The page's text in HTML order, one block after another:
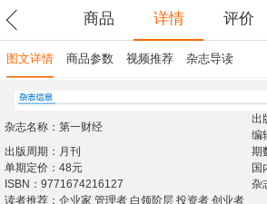
商品 详情 评价
图文详情 商品参数 视频推荐 杂志导读
杂志名称：第一财经
出
编
出版周期：月刊
期
单期定价：48元
国
ISBN：9771674216127
杂
读者推荐：企业家 管理者 白领阶层 投资者 创业者